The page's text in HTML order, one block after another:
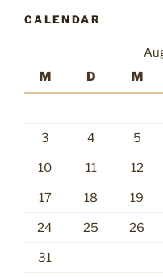
CALENDAR
M
D M
3 4 5
10 11 12
17 18 19
24 25 26
31